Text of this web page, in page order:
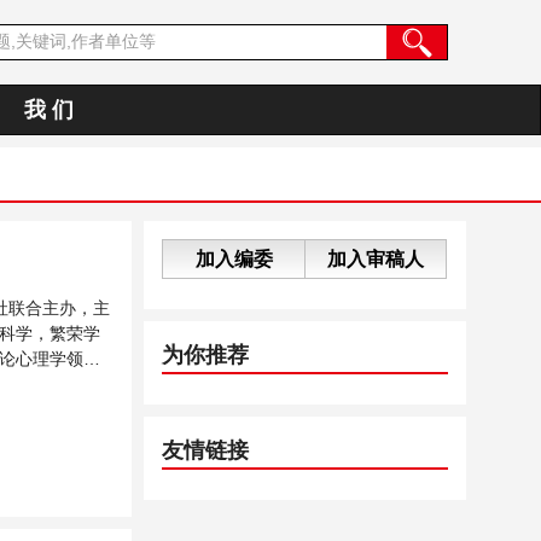
我 们
联合主办，主
学，繁荣学
心理学领域
加入编委 加入审稿人
为你推荐
友情链接